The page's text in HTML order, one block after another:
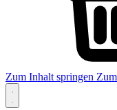
Zum Inhalt springen